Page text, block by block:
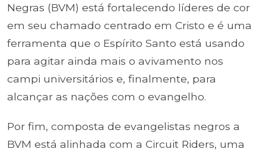
Negras (BVM) está fortalecendo líderes de cor
em seu chamado centrado em Cristo e é uma
ferramenta que o Espírito Santo está usando
para agitar ainda mais o avivamento nos
campi universitários e, finalmente, para
alcançar as nações com o evangelho.
Por fim, composta de evangelistas negros a
BVM está alinhada com a Circuit Riders, uma